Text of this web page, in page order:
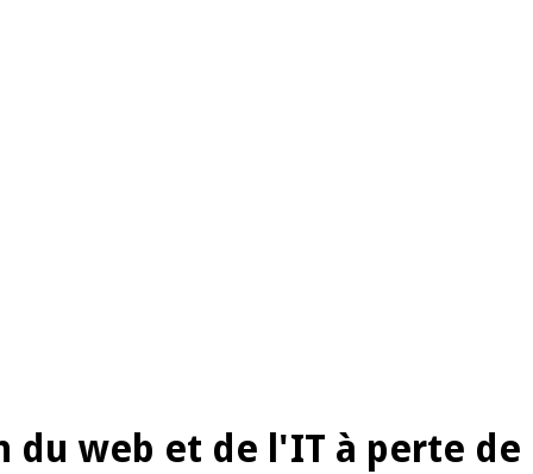
du web et de l'IT à perte de